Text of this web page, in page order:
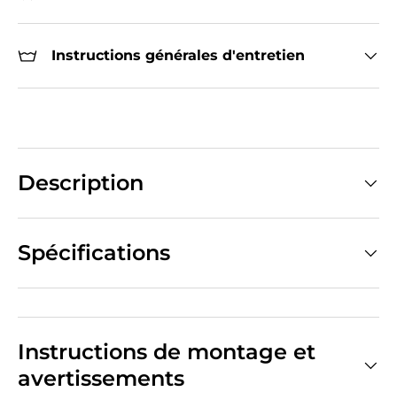
Instructions générales d'entretien
Description
Spécifications
Instructions de montage et
avertissements